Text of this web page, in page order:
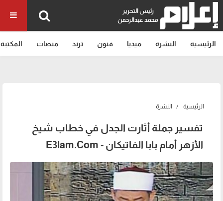
رئيس التحرير
محمد عبدالرحمن
الرئيسية النشرة ميديا فنون ترند منصات المكتبة
الرئيسية النشرة
تفسير جملة أثارت الجدل في خطاب شيخ
الأزهر أمام بابا الفاتيكان - E3lam.Com